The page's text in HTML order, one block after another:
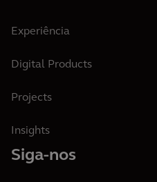
Experiência
Digital Products
Projects
Insights
Siga-nos